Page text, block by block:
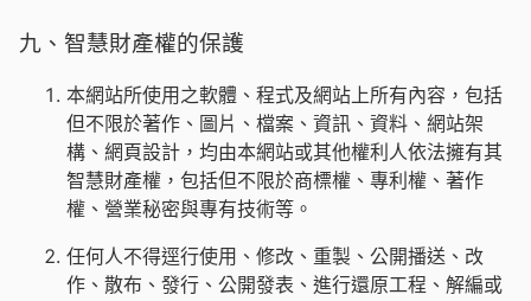
九、智慧財產權的保護
本網站所使用之軟體、程式及網站上所有內容，包括
但不限於著作、圖片、檔案、資訊、資料、網站架
構、網頁設計，均由本網站或其他權利人依法擁有其
智慧財產權，包括但不限於商標權、專利權、著作
權、營業秘密與專有技術等。
任何人不得逕行使用、修改、重製、公開播送、改
作、散布、發行、公開發表、進行還原工程、解編或